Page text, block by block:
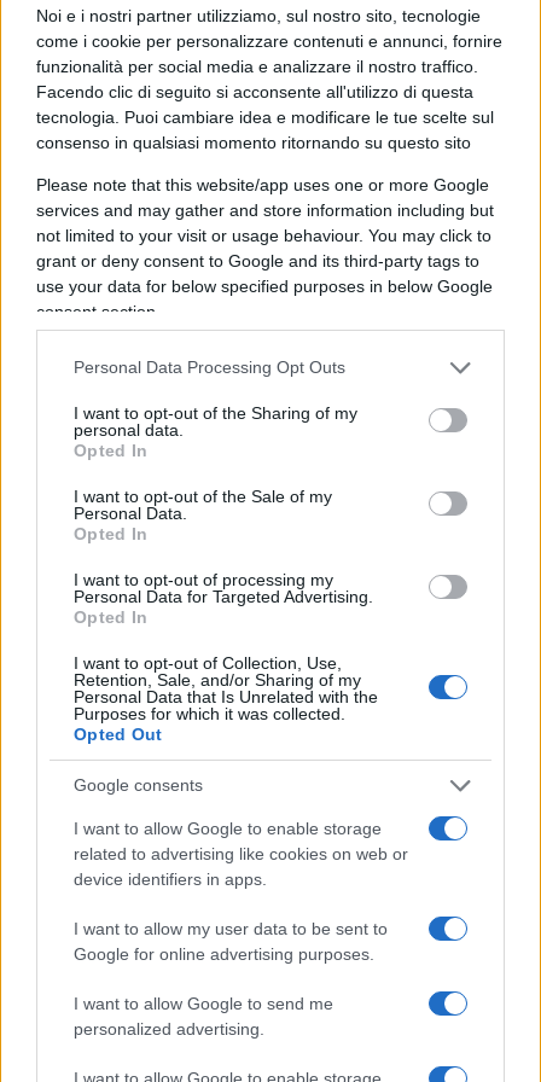
Noi e i nostri partner utilizziamo, sul nostro sito, tecnologie
come i cookie per personalizzare contenuti e annunci, fornire
funzionalità per social media e analizzare il nostro traffico.
Facendo clic di seguito si acconsente all'utilizzo di questa
tecnologia. Puoi cambiare idea e modificare le tue scelte sul
consenso in qualsiasi momento ritornando su questo sito
Please note that this website/app uses one or more Google
services and may gather and store information including but
not limited to your visit or usage behaviour. You may click to
grant or deny consent to Google and its third-party tags to
use your data for below specified purposes in below Google
consent section.
Personal Data Processing Opt Outs
I want to opt-out of the Sharing of my
personal data.
Opted In
I want to opt-out of the Sale of my
Personal Data.
Opted In
I want to opt-out of processing my
Personal Data for Targeted Advertising.
Opted In
I want to opt-out of Collection, Use,
Retention, Sale, and/or Sharing of my
Personal Data that Is Unrelated with the
Purposes for which it was collected.
Opted Out
Google consents
I want to allow Google to enable storage
related to advertising like cookies on web or
device identifiers in apps.
I want to allow my user data to be sent to
Google for online advertising purposes.
I want to allow Google to send me
personalized advertising.
I want to allow Google to enable storage
poliziotti dello stemma del Regno Unito, la
Union Jack con un bordino blu per ricordare gli
sbirri caduti in servizio.
Nessuna fiaccola per loro, nessun cordoglio o
rispetto, i gendarmi sono vuoti a perdere, carne
morta ancora in vita. Non si sa come, non si
capisce perché, ma al microcosmo gender dà
fastidio, li fa sentire discriminati.Un modo di
procedere demenziale
tanto la logica chi la rispetta più. Nel vale tutto si
può dire di tutto senza argomentarlo, con la pura
forza della follia; neanche del numero, perché
che si impongano, che possano condizionare il
capo della polizia di una potenza occidentale
dimostra la mancanza di logica politica per non
dire di salute mentale della società organizzata.
Per questo modo di procedere, a mandria pazza,
si proibisce tutto e si sostituisce con vertigini di
niente. L’individuo percepito, la creazione
l’utero noleggiato con donna ignota
intorno, la macchina che non è una macchina, è
una navicella elettrica che prende fuoco, che
un pugno di burocrati fanatici
impone su mandato di alcune lobby di petrolieri
cappotti sulle case, la rivoluzione ecologica
dell’alienatoTimmermans
stato di natura dei dinosauri, i dieci o cento